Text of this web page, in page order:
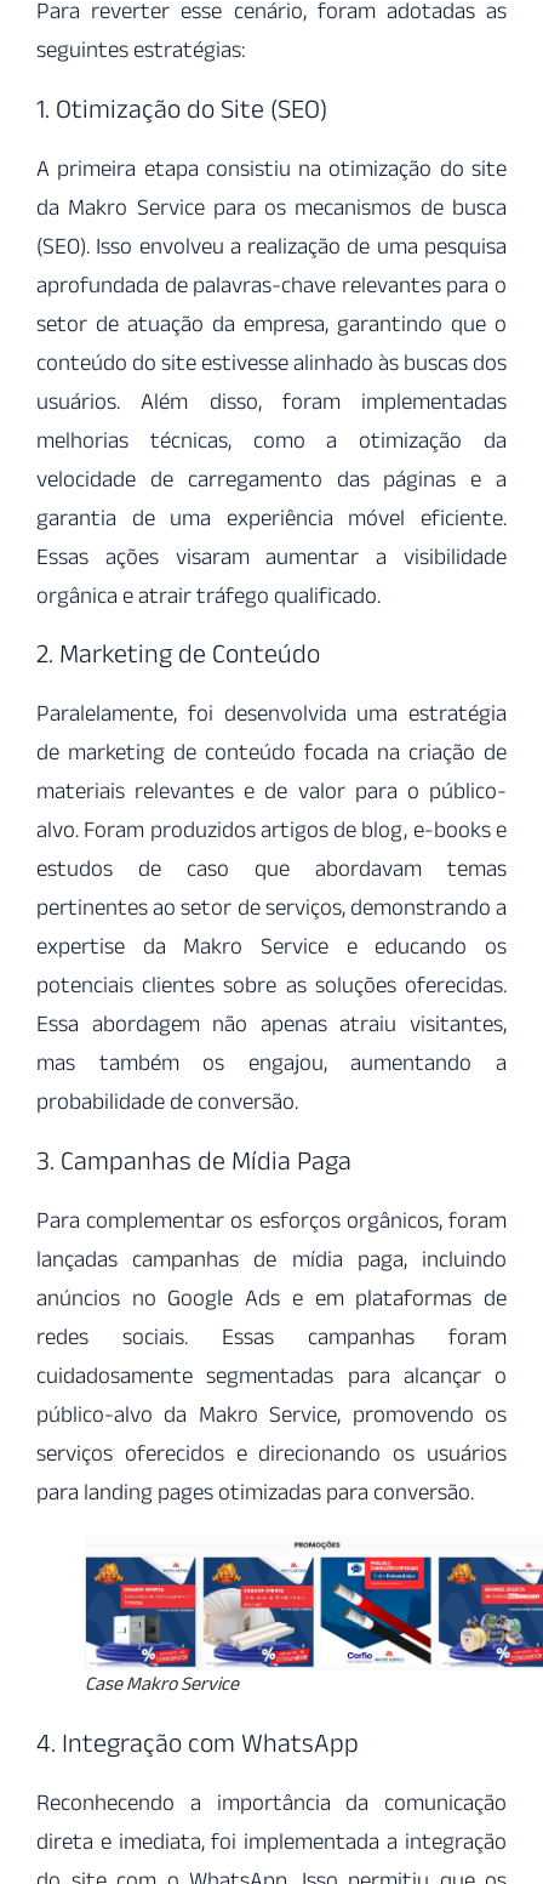
Para reverter esse cenário, foram adotadas as
seguintes estratégias:
1. Otimização do Site (SEO)
A primeira etapa consistiu na otimização do site
da Makro Service para os mecanismos de busca
(SEO). Isso envolveu a realização de uma pesquisa
aprofundada de palavras-chave relevantes para o
setor de atuação da empresa, garantindo que o
conteúdo do site estivesse alinhado às buscas dos
usuários. Além disso, foram implementadas
melhorias técnicas, como a otimização da
velocidade de carregamento das páginas e a
garantia de uma experiência móvel eficiente.
Essas ações visaram aumentar a visibilidade
orgânica e atrair tráfego qualificado.
2. Marketing de Conteúdo
Paralelamente, foi desenvolvida uma estratégia
de marketing de conteúdo focada na criação de
materiais relevantes e de valor para o público-
alvo. Foram produzidos artigos de blog, e-books e
estudos de caso que abordavam temas
pertinentes ao setor de serviços, demonstrando a
expertise da Makro Service e educando os
potenciais clientes sobre as soluções oferecidas.
Essa abordagem não apenas atraiu visitantes,
mas também os engajou, aumentando a
probabilidade de conversão.
3. Campanhas de Mídia Paga
Para complementar os esforços orgânicos, foram
lançadas campanhas de mídia paga, incluindo
anúncios no Google Ads e em plataformas de
redes sociais. Essas campanhas foram
cuidadosamente segmentadas para alcançar o
público-alvo da Makro Service, promovendo os
serviços oferecidos e direcionando os usuários
para landing pages otimizadas para conversão.
Case Makro Service
4. Integração com WhatsApp
Reconhecendo a importância da comunicação
direta e imediata, foi implementada a integração